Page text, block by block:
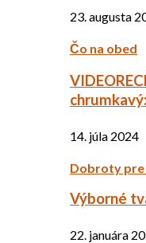
23. augusta
Čo na obed
14. júla 2024
Dobroty
Výborné
22. januára